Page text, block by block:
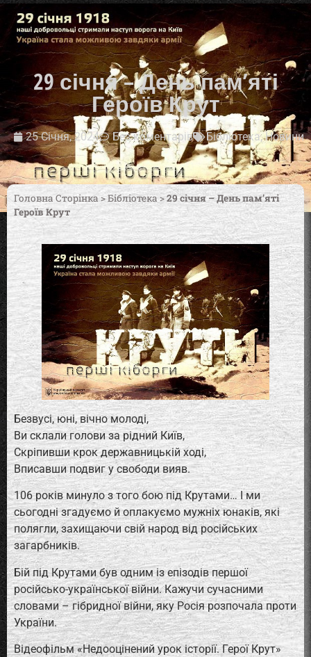
29 січня – День пам’яті
Героїв Крут
25 Січня, 2024 Без коментарів Бібліотека,Новини
Головна Сторінка >Бібліотека>29 січня – День пам’яті
Героїв Крут
Безвусі, юні, вічно молоді,
Ви склали голови за рідний Київ,
Скріпивши крок державницькій ході,
Вписавши подвиг у свободи вияв.
106 років минуло з того бою під Крутами… І ми
сьогодні згадуємо й оплакуємо мужніх юнаків, які
полягли, захищаючи свій народ від російських
загарбників.
Бій під Крутами був одним із епізодів першої
російсько-української війни. Кажучи сучасними
словами – гібридної війни, яку Росія розпочала проти
України.
Відеофільм «Недооцінений урок історії. Герої Крут»